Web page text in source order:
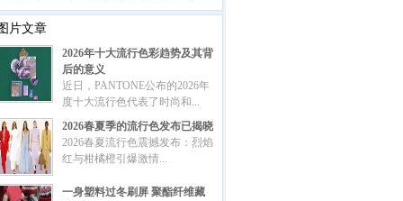
片文章
2026年十大流行色彩趋势及其背
后的意义
近日，PANTONE公布的2026年
度十大流行色代表了时尚和...
2026春夏季的流行色发布已揭晓
2026春夏流行色震撼发布：烈焰
红与柑橘橙引爆激情...
一身塑料过冬刷屏 聚酯纤维藏